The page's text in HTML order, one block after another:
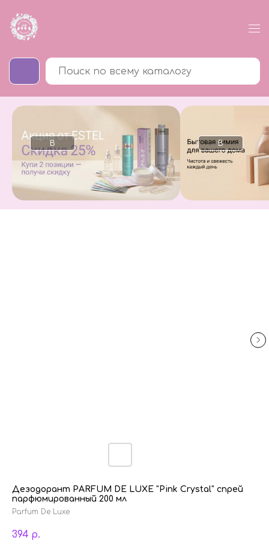
В
каталог
В
каталог
Дезодорант PARFUM DE LUXE "Pink Crystal" спрей
парфюмированный 200 мл
Parfum De Luxe
394 р.